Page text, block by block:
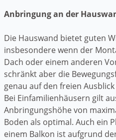
Anbringung an der
Die Hauswand bietet guten
insbesondere wenn der
Dach oder einem anderen
schränkt aber die
genau auf den freien
Bei Einfamilienhäusern gilt
Anbringungshöhe von
Boden als optimal. Auch ein
einem Balkon ist aufgrund